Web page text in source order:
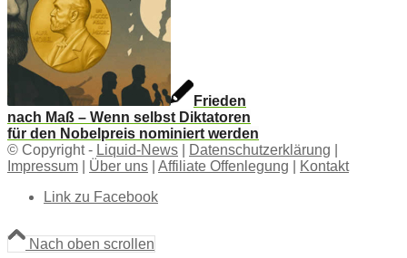
Frieden
nach Maß – Wenn selbst Diktatoren
für den Nobelpreis nominiert werden
© Copyright - Liquid-News Datenschutzerklärung
Impressum
Über uns Affiliate Offenlegung
Kontakt
Link zu Facebook
Nach oben scrollen